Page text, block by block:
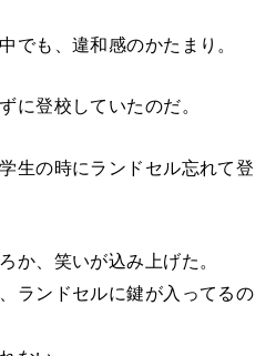
でも、違和感のかたまり。
に登校していたのだ。
生の時にランドセル忘れて登
か、笑いが込み上げた。
ランドセルに鍵が入ってるの